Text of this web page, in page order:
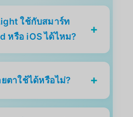
ใช้กับสมาร์ท
หรือ iOS ได้ไหม?
+
ตาใช้ได้หรือไม่? +